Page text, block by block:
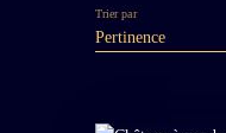
Pertinence
Trier par